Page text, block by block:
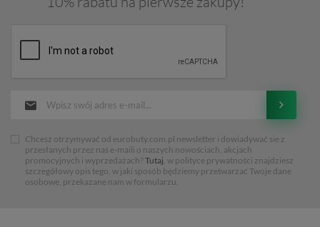
Chcesz otrzymywać od eurobuty.com.pl newsletter i dowiadywać sie z
przesłanych przez nas e-maili o naszych nowościach, akcjach
promocyjnych i wyprzedażach? Tutaj, w polityce prywatności znajdziesz
szczegółowy opis tego, w jaki sposób będziemy przetwarzać Twoje dane
osobowe, przekazane nam w formularzu.